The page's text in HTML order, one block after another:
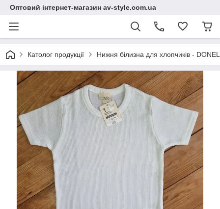
Оптовий інтернет-магазин av-style.com.ua
Католог продукції Нижня білизна для хлопчиків -